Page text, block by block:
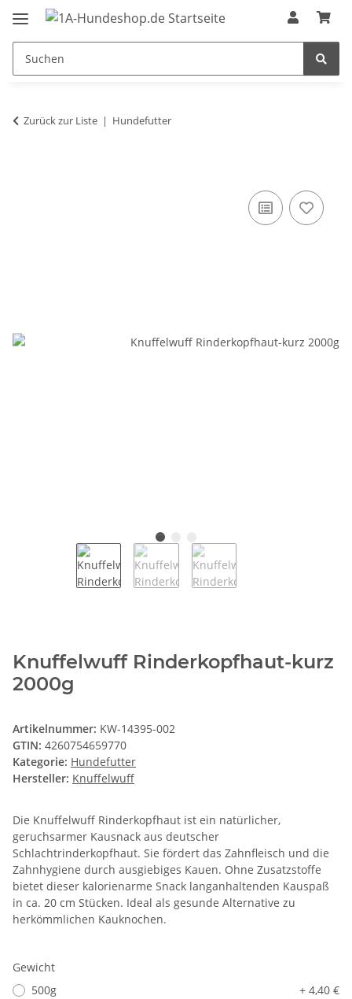
Zurück zur Liste Hundefutter
Knuffelwuff Rinderkopfhaut-kurz
2000g
Artikelnummer: KW-14395-002
GTIN: 4260754659770
Kategorie: Hundefutter
Hersteller: Knuffelwuff
Die Knuffelwuff Rinderkopfhaut ist ein natürlicher,
geruchsarmer Kausnack aus deutscher
Schlachtrinderkopfhaut. Sie fördert das Zahnfleisch und die
Zahnhygiene durch ausgiebiges Kauen. Ohne Zusatzstoffe
bietet dieser kalorienarme Snack langanhaltenden Kauspaß
in ca. 20 cm Stücken. Ideal als gesunde Alternative zu
herkömmlichen Kauknochen.
Gewicht
500g
+ 4,40 €